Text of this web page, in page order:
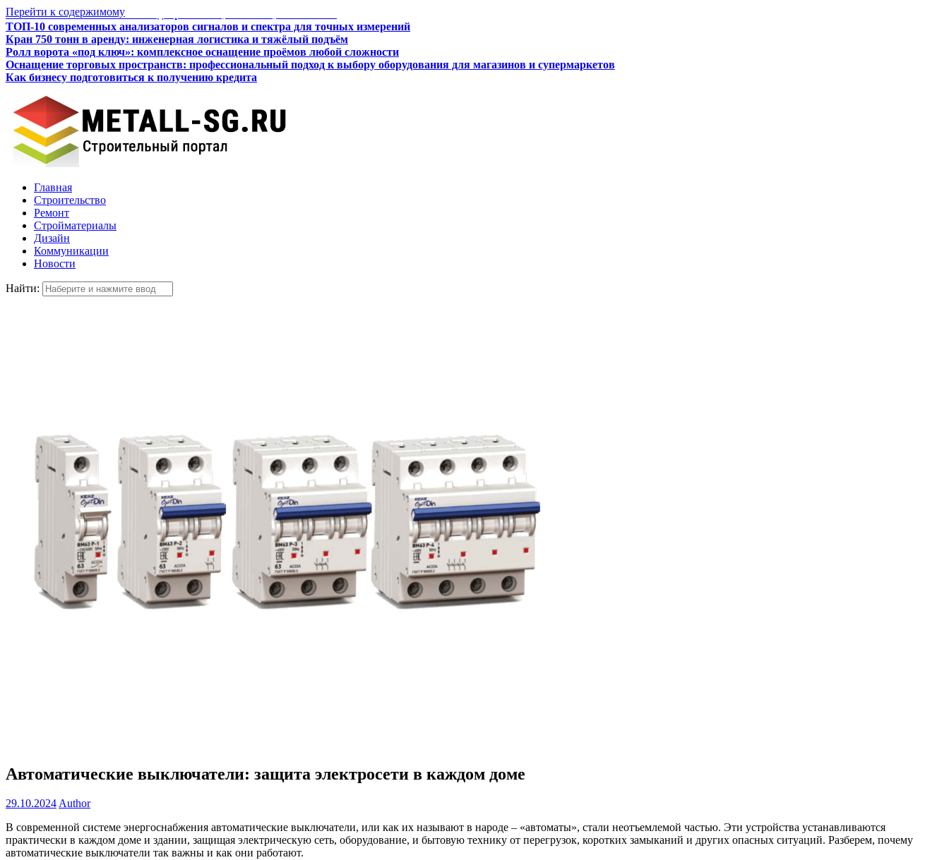
Перейти к содержимому
ТОП-10 современных анализаторов сигналов и спектра для точных измерений
Кран 750 тонн в аренду: инженерная логистика и тяжёлый подъём
Ролл ворота «под ключ»: комплексное оснащение проёмов любой сложности
Оснащение торговых пространств: профессиональный подход к выбору оборудования для магазинов и супермаркетов
Как бизнесу подготовиться к получению кредита
Главная
Строительство
Ремонт
Стройматериалы
Дизайн
Коммуникации
Новости
Найти:
Автоматические выключатели: защита электросети в каждом доме
29.10.2024Author
В современной системе энергоснабжения автоматические выключатели, или как их называют в народе – «автоматы», стали неотъемлемой частью. Эти устройства устанавливаются
практически в каждом доме и здании, защищая электрическую сеть, оборудование, и бытовую технику от перегрузок, коротких замыканий и других опасных ситуаций. Разберем, почему
автоматические выключатели так важны и как они работают.